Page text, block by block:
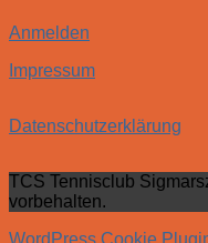
Anmelden
Impressum
Datenschutzerklärung
TCS Tennisclub
vorbehalten.
WordPress Cookie